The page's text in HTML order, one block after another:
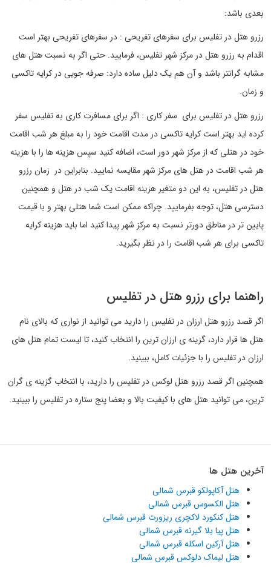
بعدی باشد:
رزرو هتل در تفلیس برای سفرهای تفریحی : در سفرهای تفریحی بهتر است
اقدام به رزرو هتل در مرکز شهر تفلیس، فرمایید. حتی اگر به نسبت هتل های
مشابه گرانتر باشد و آن هم یک دلیل ساده دارد: صرفه جویی در کرایه تاکسی
و زمان.
رزرو هتل در تفلیس برای سفر کاری : اگر برای مسافرت کاری به تفلیس سفر
کرده اید بهتر است کرایه تاکسی در مدت اقامت خود را به مبلغ هر شب اقامت
خود در هتلی که از مرکز شهر دور است، اضافه کنید سپس هزینه ها را با هزینه
هر شب اقامت در هتل های مرکز شهر مقایسه نمایید. بنابراین در زمان رزرو
هتل در تفلیس، به این دو متغیر هزینه اقامت یک شب در هتل و همچنین
دسترسی هتل، توجه بفرمایید. چراکه ممکن است شما هتلی بهتر و با قیمت
پایین تر در مناطق دورتر نسبت به مرکز شهر پیدا کنید اما باید هزینه کرایه
تاکسی برای هر شب اقامت را در نظر بگیرید.
راهنما برای رزرو هتل در تفلیس
اگر قصد رزرو هتل ارزان در تفلیس را دارید می توانید از نواری که بالای نام
هتل ها قرار دارد، گزینه ی ارزان ترین را انتخاب کنید، تا لیست تمام هتل های
ارزان در تفلیس را با جزئیات کامل، ببینید.
همچنین اگر قصد رزرو هتل لوکس در تفلیس را دارید، با انتخاب گزینه ی گران
ترین، می توانید هتل های با کیفیت بالا و بعضا پنج ستاره در تفلیس را ببینید.
آخرین هتل ها
هتل آکاپولکو قبرس شمالی
هتل الکسوس قبرس شمالی
هتل کنکورد لاکچری ریزورت قبرس شمالی
هتل پیا بلا گیرنه قبرس شمالی
هتل آرکین اسکله قبرس شمالی
هتل لیماک دلوکس قبرس شمالی